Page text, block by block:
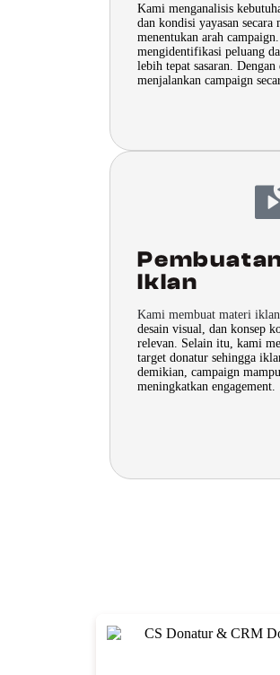
Kami menganalisis
dan kondisi yayasan
menentukan arah
mengidentifikasi peluang
lebih tepat sasaran.
menjalankan campaign
Iklan
Kami membuat materi iklan
desain visual, dan konsep
relevan. Selain itu, kami
target donatur sehingga
demikian, campaign
meningkatkan engagement.